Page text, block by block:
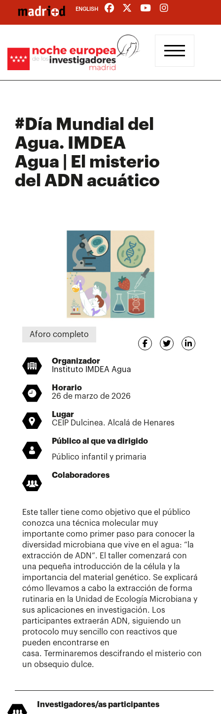
contenido
ENGLISH
#Día Mundial del
Agua. IMDEA
Agua | El misterio
del ADN acuático
Aforo completo
Organizador
Instituto IMDEA Agua
Horario
26 de marzo de 2026
Lugar
CEIP Dulcinea. Alcalá de Henares
Público al que va dirigido
Público infantil y primaria
Colaboradores
Este taller tiene como objetivo que el público
conozca una técnica molecular muy
importante como primer paso para conocer la
diversidad microbiana que vive en el agua: “la
extracción de ADN”. El taller comenzará con
una pequeña introducción de la célula y la
importancia del material genético. Se explicará
cómo llevamos a cabo la extracción de forma
rutinaria en la Unidad de Ecología Microbiana y
sus aplicaciones en investigación. Los
participantes extraerán ADN, siguiendo un
protocolo muy sencillo con reactivos que
pueden encontrarse en
casa. Terminaremos descifrando el misterio con
un obsequio dulce.
Investigadores/as participantes